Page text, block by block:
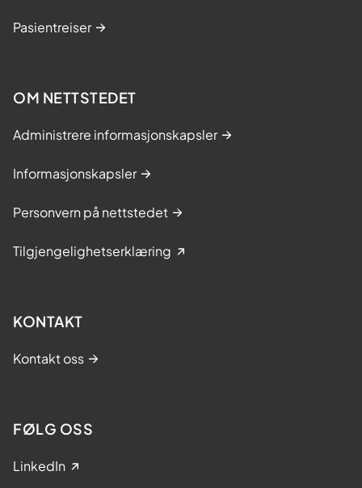
Pasientreiser
OM NETTSTEDET
Administrere informasjonskapsler
Informasjonskapsler
Personvern på nettstedet
Tilgjengelighetserklæring
KONTAKT
Kontakt oss
FØLG OSS
LinkedIn